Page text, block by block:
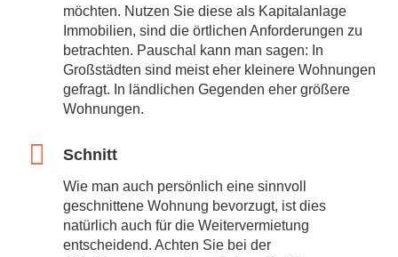
möchten. Nutzen Sie diese als Kapitalanlage
Immobilien, sind die örtlichen Anforderungen zu
betrachten. Pauschal kann man sagen: In
Großstädten sind meist eher kleinere Wohnungen
gefragt. In ländlichen Gegenden eher größere
Wohnungen.
Schnitt
Wie man auch persönlich eine sinnvoll
geschnittene Wohnung bevorzugt, ist dies
natürlich auch für die Weitervermietung
entscheidend. Achten Sie bei der